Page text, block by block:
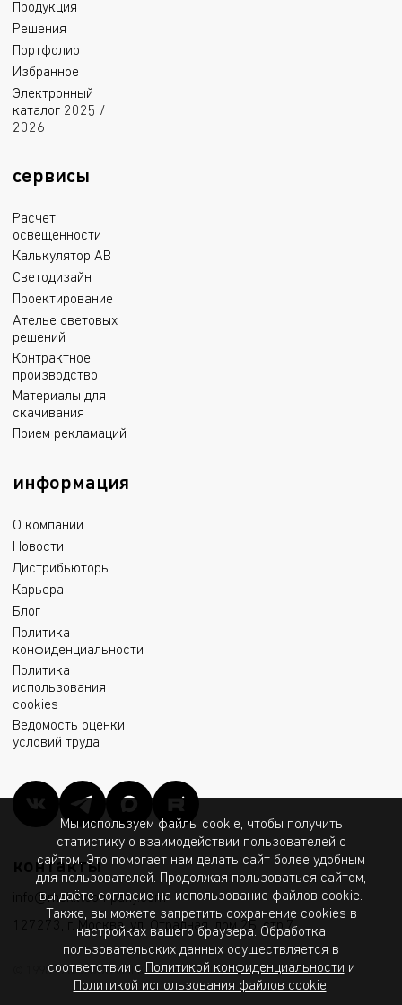
Продукция
Решения
Портфолио
Избранное
Электронный
каталог 2025 /
2026
сервисы
Расчет
освещенности
Калькулятор АВ
Светодизайн
Проектирование
Ателье световых
решений
Контрактное
производство
Материалы для
скачивания
Прием рекламаций
информация
О компании
Новости
Дистрибьюторы
Карьера
Блог
Политика
конфиденциальности
Политика
использования
cookies
Ведомость оценки
условий труда
контакты
info@msk.ltcompany.com
127273, г. Москва, ул. Отрадная, дом 2Б, стр.7
© 1998 - 2026 ООО «МГК «Световые Технологии»
Мы используем файлы cookie, чтобы получить
статистику о взаимодействии пользователей с
сайтом. Это помогает нам делать сайт более удобным
для пользователей. Продолжая пользоваться сайтом,
вы даёте согласие на использование файлов cookie.
Также, вы можете запретить сохранение cookies в
настройках вашего браузера. Обработка
пользовательских данных осуществляется в
соответствии с
Политикой конфиденциальности и
Политикой использования файлов cookie.